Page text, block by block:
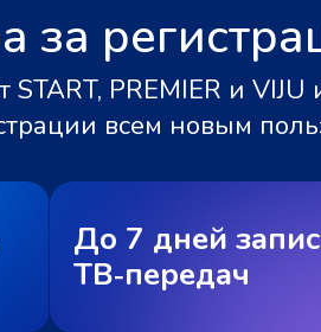
за
PREMIER и VIJU
всем новым
До 7 дней
ТВ‑передач